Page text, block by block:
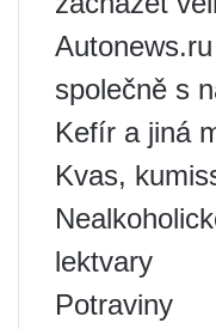
společně s
Kefír a jiná
Kvas,
lektvary
Potraviny